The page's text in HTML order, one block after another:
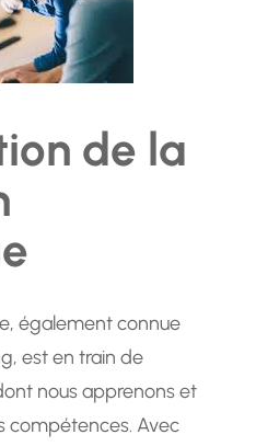
de la
également connue
est en train de
nous apprenons et
compétences. Avec